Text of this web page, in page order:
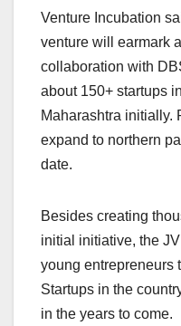
Venture Incubation
venture will earmark
collaboration with
about 150+ startups
Maharashtra initially.
expand to northern
date.
Besides creating
initial initiative, the
young entrepreneurs
Startups in the
in the years to come.